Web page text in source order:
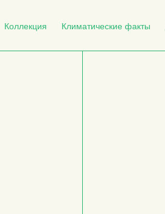
Коллекция Климатические факты